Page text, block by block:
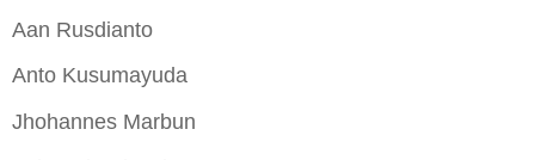
Aan Rusdianto
Anto Kusumayuda
Jhohannes Marbun